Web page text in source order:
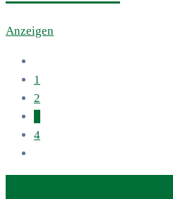
Anzeigen
1
2
4